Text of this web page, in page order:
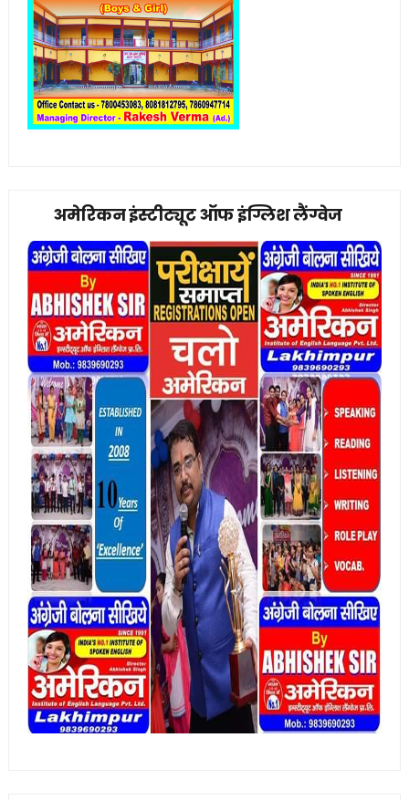
अमेरिकन इंस्टीट्यूट ऑफ इंग्लिश लैंग्वेज